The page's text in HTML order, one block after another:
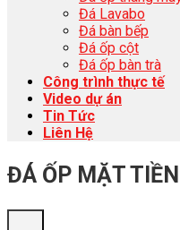
Đá Lavabo
Đá bàn bếp
Đá ốp cột
Đá ốp bàn trà
Công trình thực tế
Video dự án
Tin Tức
Liên Hệ
ĐÁ ỐP MẶT